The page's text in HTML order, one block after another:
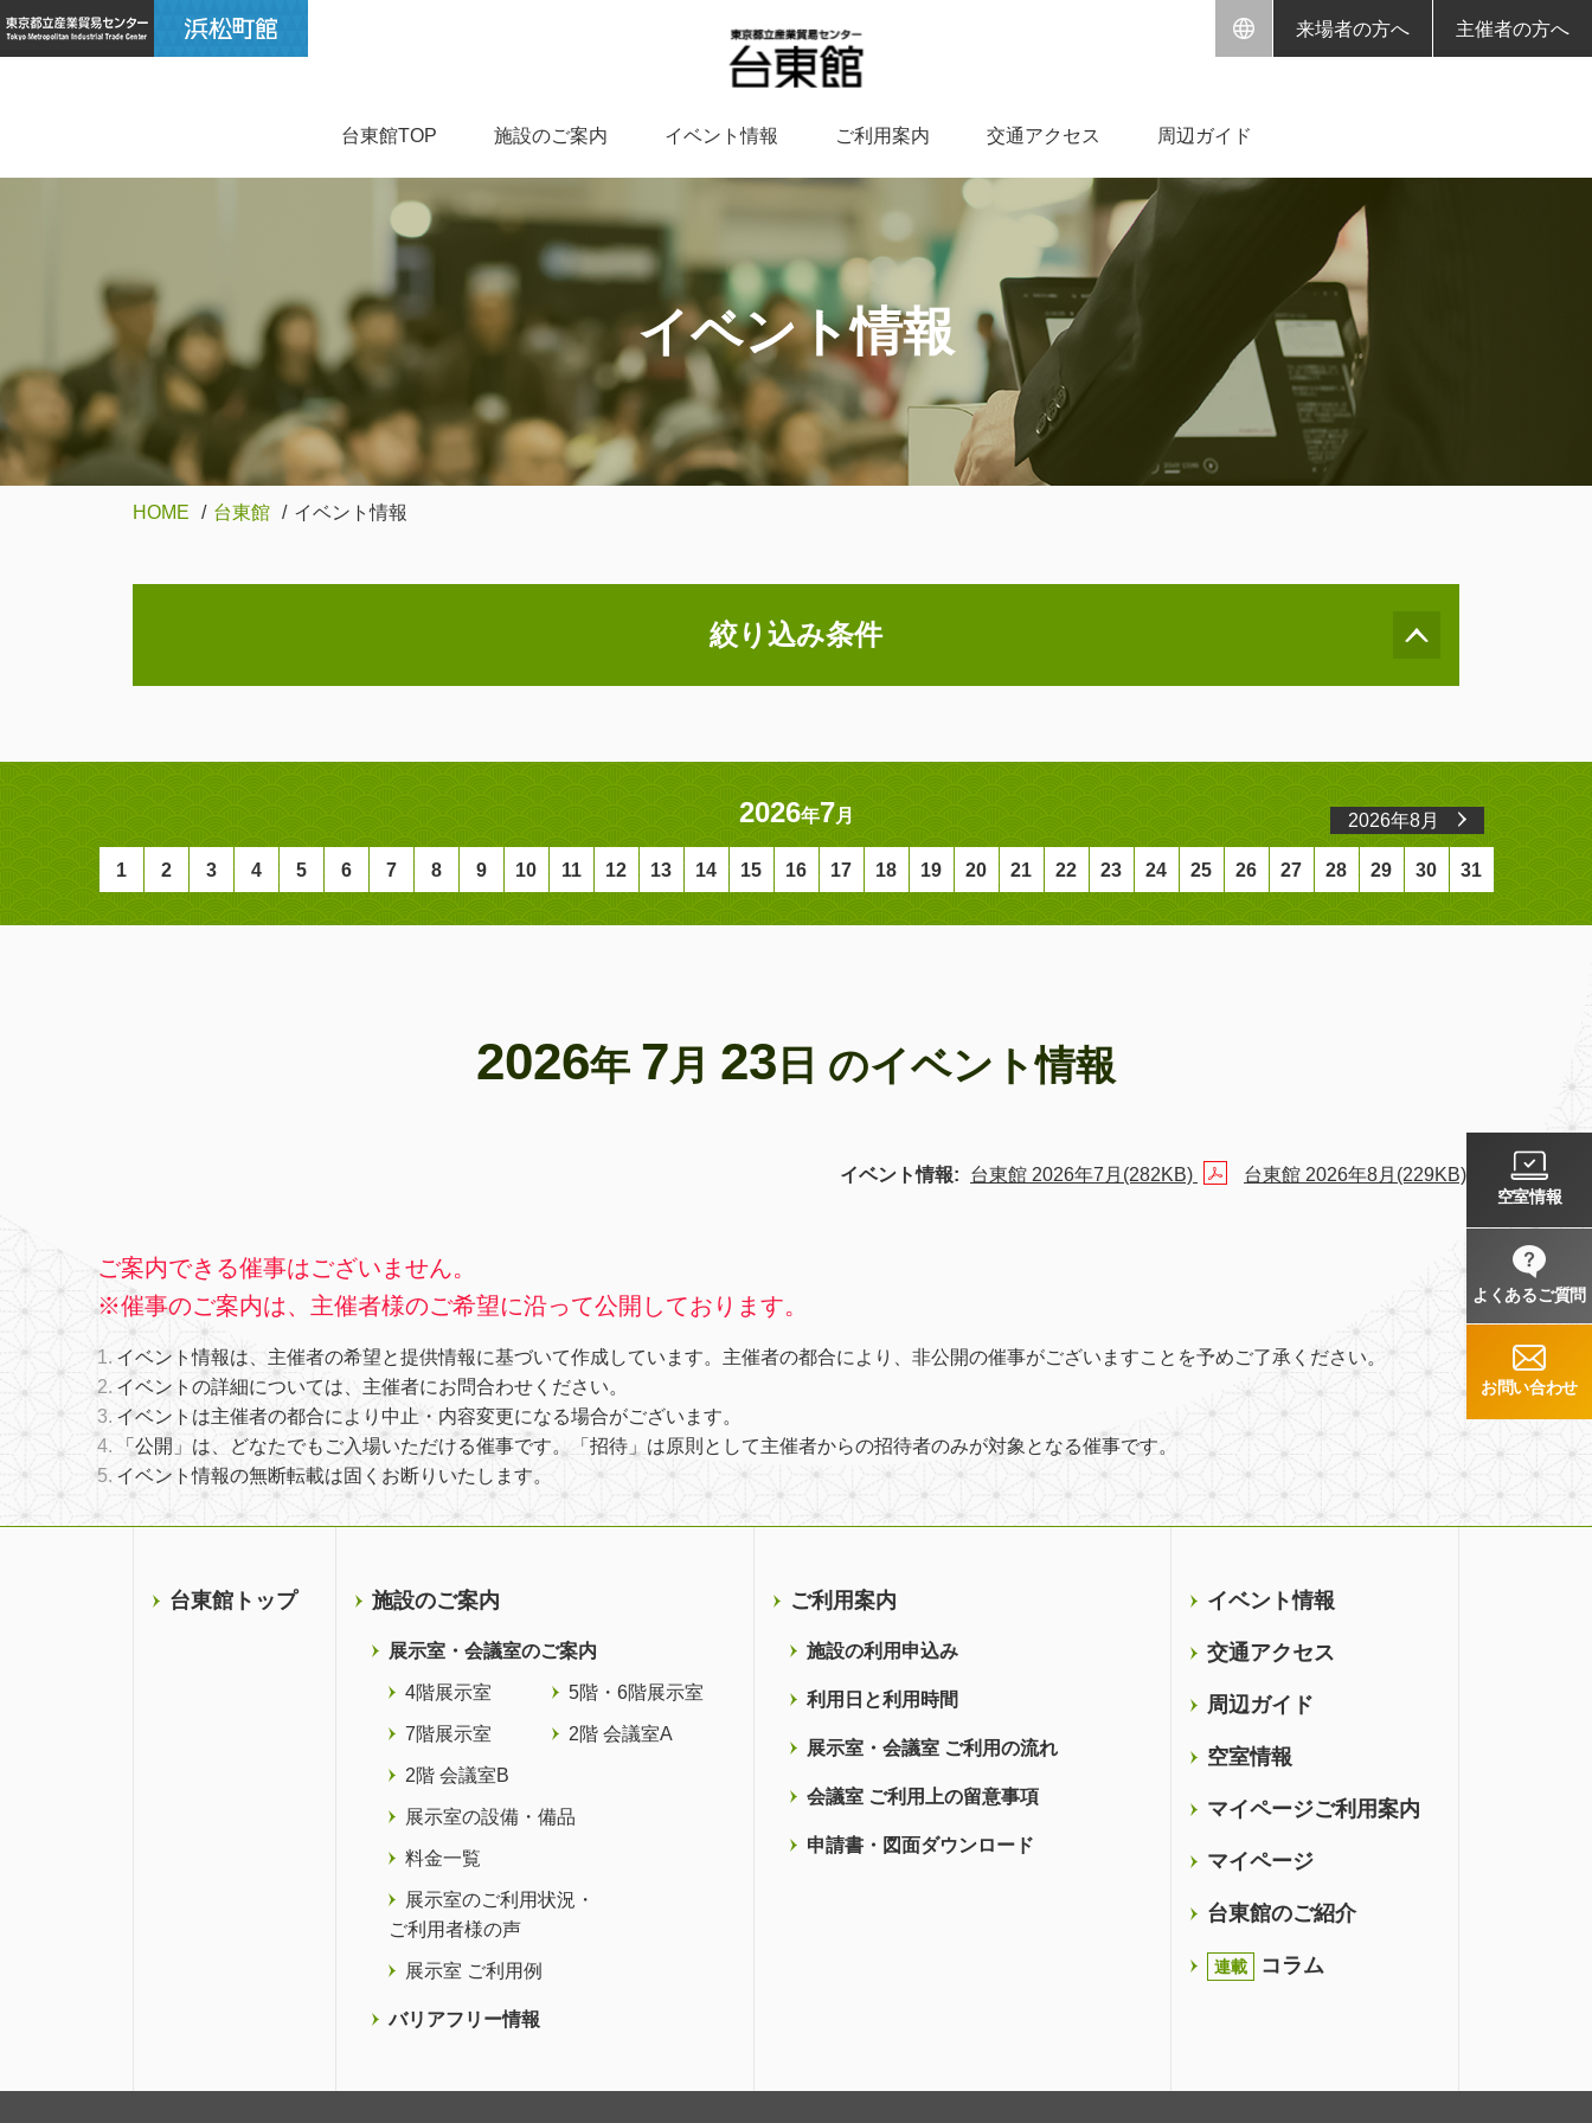
来場者の方へ 主催者の方へ
台東館TOP 施設のご案内 イベント情報 ご利用案内 交通アクセス 周辺ガイド
イベント情報
HOME 台東館 イベント情報
絞り込み条件
2026年7 月 2026年8月
1 2 3 4 5 6 7 8 9 10 11 12 13 14 15 16 17 18 19 20 21 22 23 24 25 26 27 28 29 30 31
2026年 7月 23 日 のイベント情報
イベント情報: 台東館 2026年7月(282KB) 台東館 2026年8月(229KB)
ご案内できる催事はございません。
※催事のご案内は、主催者様のご希望に沿って公開しております。
イベント情報は、主催者の希望と提供情報に基づいて作成しています。主催者の都合により、非公開の催事がございますことを予めご了承ください。
イベントの詳細については、主催者にお問合わせください。
イベントは主催者の都合により中止・内容変更になる場合がございます。
「公開」は、どなたでもご入場いただける催事です。「招待」は原則として主催者からの招待者のみが対象となる催事です。
イベント情報の無断転載は固くお断りいたします。
空室情報
よくあるご質問
お問い合わせ
台東館トップ 施設のご案内
展示室・会議室のご案内
4階展示室 5階・6階展示室
7階展示室 2階 会議室A
2階 会議室B
展示室の設備・備品
料金一覧
展示室のご利用状況・
ご利用者様の声
展示室 ご利用例
バリアフリー情報
ご利用案内
施設の利用申込み
利用日と利用時間
展示室・会議室 ご利用の流れ
会議室 ご利用上の留意事項
申請書・図面ダウンロード
イベント情報
交通アクセス
周辺ガイド
空室情報
マイページご利用案内
マイページ
台東館のご紹介
連載 コラム